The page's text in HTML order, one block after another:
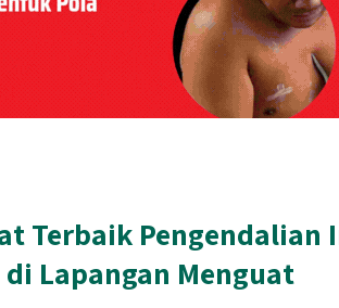
Terbaik Pengendalian
Lapangan Menguat